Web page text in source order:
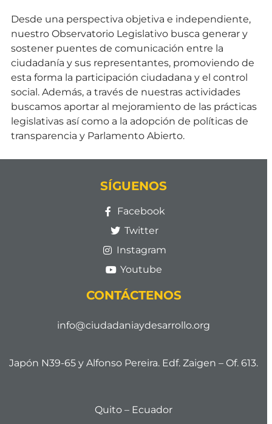
Desde una perspectiva objetiva e independiente,
nuestro Observatorio Legislativo busca generar y
sostener puentes de comunicación entre la
ciudadanía y sus representantes, promoviendo de
esta forma la participación ciudadana y el control
social. Además, a través de nuestras actividades
buscamos aportar al mejoramiento de las prácticas
legislativas así como a la adopción de políticas de
transparencia y Parlamento Abierto.
SÍGUENOS
Facebook
Twitter
Instagram
Youtube
CONTÁCTENOS
info@ciudadaniaydesarrollo.org
Japón N39-65 y Alfonso Pereira. Edf. Zaigen – Of. 613.
Quito – Ecuador